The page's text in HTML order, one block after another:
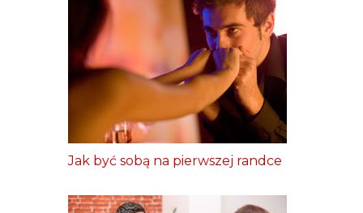
Jak być sobą na pierwszej randce